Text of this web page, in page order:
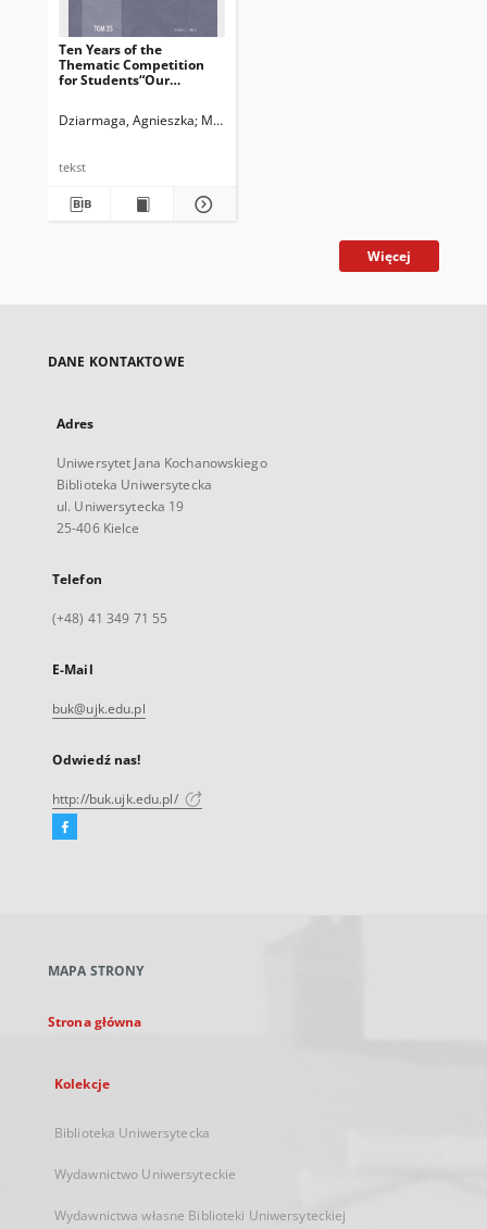
Ten Years of the
Thematic Competition
for Students“Our
Dziarmaga, Agnieszka Majcher-Ociesa, Edyta
tekst
Więcej
DANE KONTAKTOWE
Adres
Uniwersytet Jana Kochanowskiego
Biblioteka Uniwersytecka
ul. Uniwersytecka 19
25-406 Kielce
Telefon
(+48) 41 349 71 55
E-Mail
buk@ujk.edu.pl
Odwiedź nas!
http://buk.ujk.edu.pl/
Facebook
karcie
MAPA STRONY
Strona główna
Kolekcje
Biblioteka Uniwersytecka
Wydawnictwo Uniwersyteckie
Wydawnictwa własne Biblioteki Uniwersyteckiej